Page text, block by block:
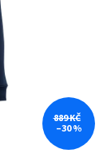
889 KČ
–30 %